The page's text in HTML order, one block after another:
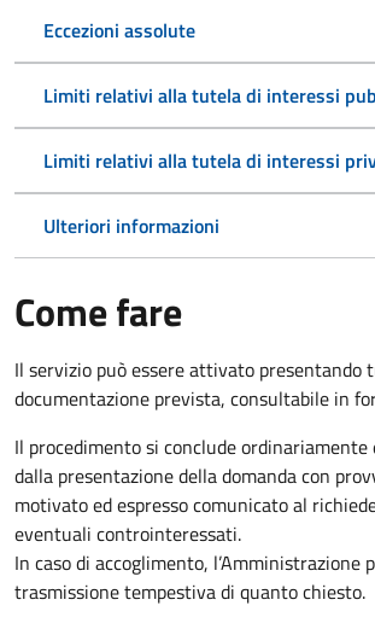
Eccezioni assolute
Limiti relativi alla tutela di interessi
Limiti relativi alla tutela di interessi
Ulteriori informazioni
Come fare
Il servizio può essere attivato presentando
documentazione prevista, consultabile in
Il procedimento si conclude
dalla presentazione della domanda con
motivato ed espresso comunicato al
eventuali controinteressati.
In caso di accoglimento, l’Amministrazione
trasmissione tempestiva di quanto chiesto.